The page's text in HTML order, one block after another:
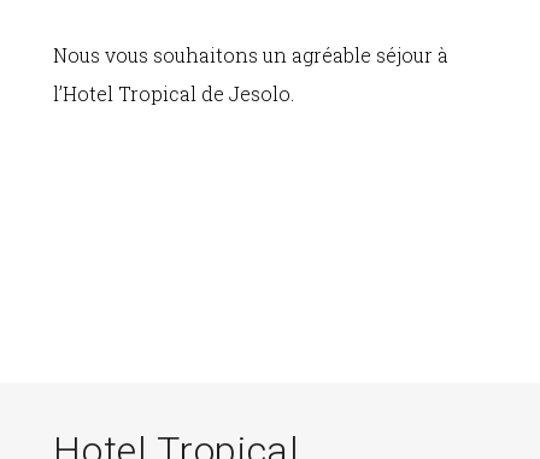
Nous vous souhaitons un agréable séjour à
l’Hotel Tropical de Jesolo.